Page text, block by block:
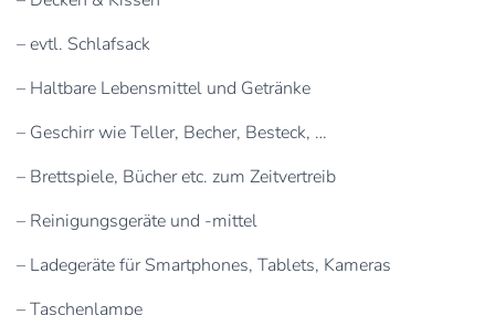
– evtl. Schlafsack
– Haltbare Lebensmittel und Getränke
– Geschirr wie Teller, Becher, Besteck, …
– Brettspiele, Bücher etc. zum Zeitvertreib
– Reinigungsgeräte und -mittel
– Ladegeräte für Smartphones, Tablets, Kameras
– Taschenlampe